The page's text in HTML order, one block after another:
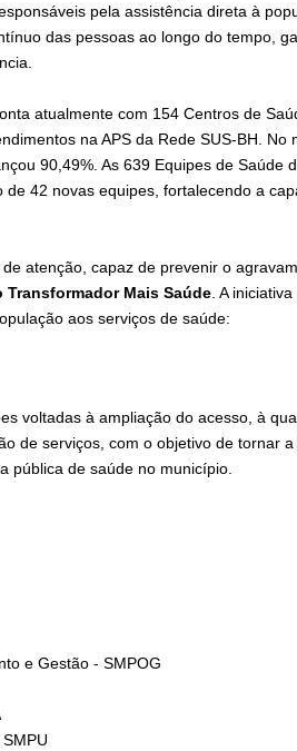
pela assistência direta à
das pessoas ao longo do tempo,
atualmente com 154 Centros de
na APS da Rede SUS-BH.
90,49%. As 639 Equipes de Saúde
42 novas equipes, fortalecendo a
atenção, capaz de prevenir o
Transformador Mais Saúde. A
aos serviços de saúde:
voltadas à ampliação do acesso, à
de serviços, com o objetivo de tornar
pública de saúde no município.
e Gestão - SMPOG